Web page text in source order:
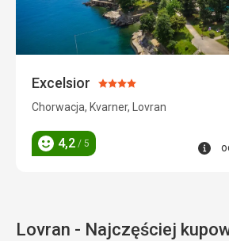
Excelsior Ocena:
4/5
Chorwacja, Kvarner, Lovran
Ocena
4,2 / 5
Lovran - Najczęściej